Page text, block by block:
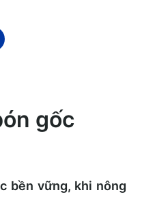
gốc
bền vững, khi nông